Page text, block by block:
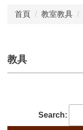
教室
資訊看板
首頁 教室教具
教具
Search: